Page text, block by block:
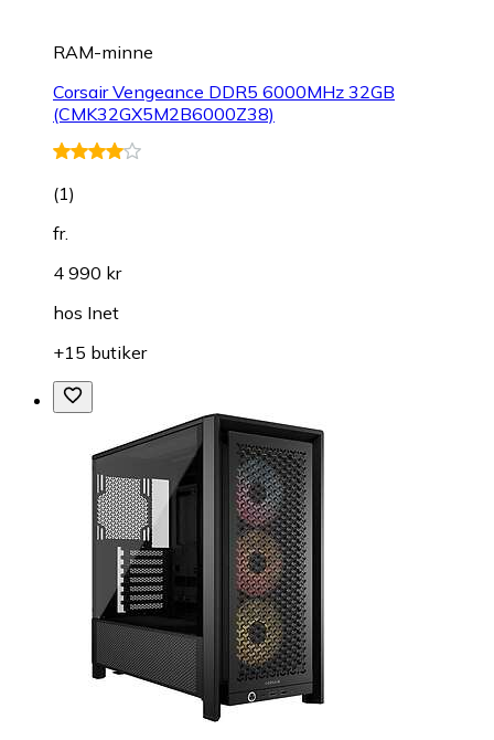
RAM-minne
Corsair Vengeance DDR5 6000MHz 32GB
(CMK32GX5M2B6000Z38)
(1)
fr.
4 990 kr
hos Inet
+15 butiker